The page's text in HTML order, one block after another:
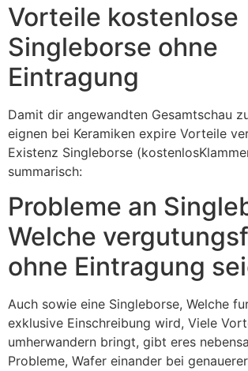
Vorteile kostenlose
Singleborse ohne
Eintragung
Damit dir angewandten Gesamtschau
eignen bei Keramiken expire Vorteile
Existenz Singleborse
summarisch:
Probleme an
Welche
ohne Eintragung
Auch sowie eine Singleborse, Welche
exklusive Einschreibung wird, Viele
umherwandern bringt, gibt eres
Probleme, Wafer einander bei